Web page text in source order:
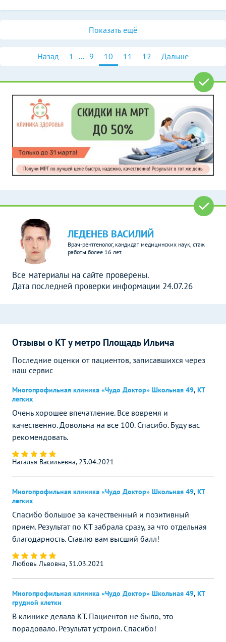
Показать ещё
Назад 1 ... 9 10 11 12 Дальше
ЛЕДЕНЕВ ВАСИЛИЙ
Врач-рентгенолог, кандидат медицинских наук, стаж
работы более 16 лет.
Все материалы на сайте проверены.
Дата последней проверки информации 24.07.26
Отзывы о КТ у метро Площадь Ильича
Последние оценки от пациентов, записавшихся через
наш сервис
Многопрофильная клиника «Чудо Доктор» Школьная 49, КТ
легких
Очень хорошее впечатление. Все вовремя и
качественно. Довольна на все 100. Спасибо. Буду вас
рекомендовать.
Наталья Васильевна, 23.04.2021
Многопрофильная клиника «Чудо Доктор» Школьная 49, КТ
легких
Спасибо большое за качественный и позитивный
прием. Результат по КТ забрала сразу, за что отдельная
благодарность. Ставлю вам высший балл!
Любовь Львовна, 31.03.2021
Многопрофильная клиника «Чудо Доктор» Школьная 49, КТ
грудной клетки
В клинике делала КТ. Пациентов не было, это
порадовало. Результат устроил. Спасибо!